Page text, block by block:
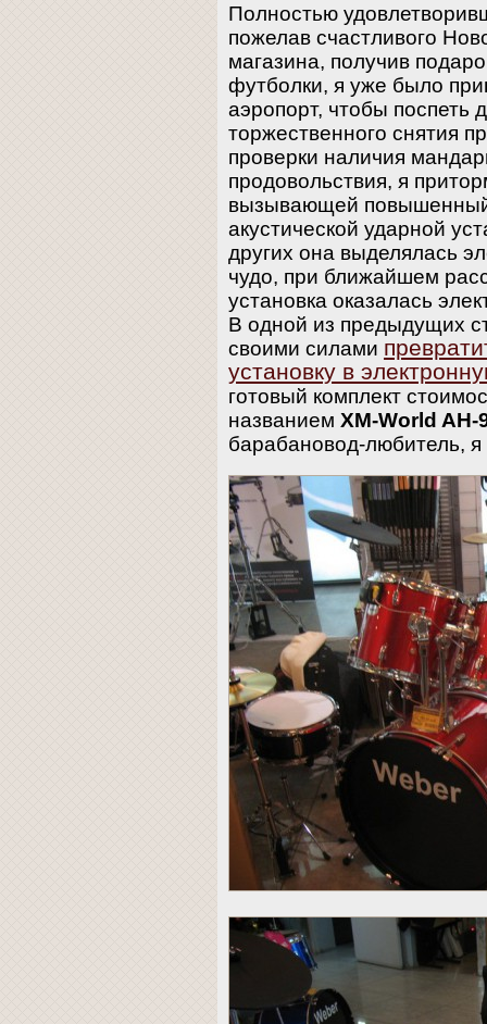
Полностью
пожелав счастливого
магазина, получив
футболки, я уже было
аэропорт, чтобы поспеть
торжественного снятия
проверки наличия
продовольствия, я
вызывающей
акустической ударной
других она выделялась
чудо, при ближайшем
установка оказалась
В одной из предыдущих
своими силами
установку в
готовый комплект
названием XM-World AH-
барабановод-любитель,